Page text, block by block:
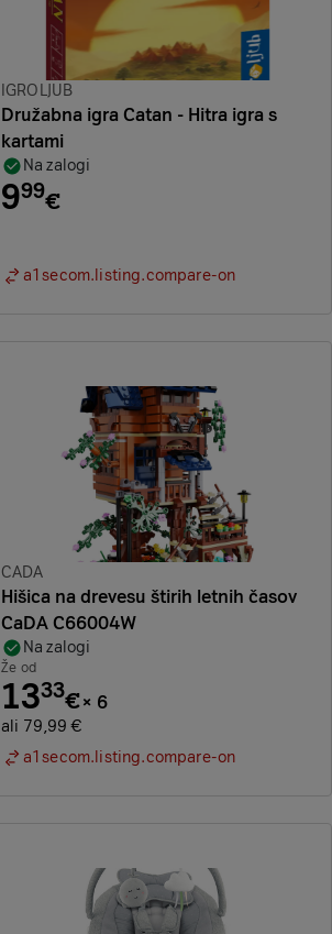
Znamka:
IGROLJUB
Družabna igra Catan - Hitra igra s
kartami
Na zalogi
999€
a1secom.listing.compare-on
Znamka:
CADA
Hišica na drevesu štirih letnih časov
CaDA C66004W
Na zalogi
Že od
1333€× 6
ali 79,99 €
a1secom.listing.compare-on